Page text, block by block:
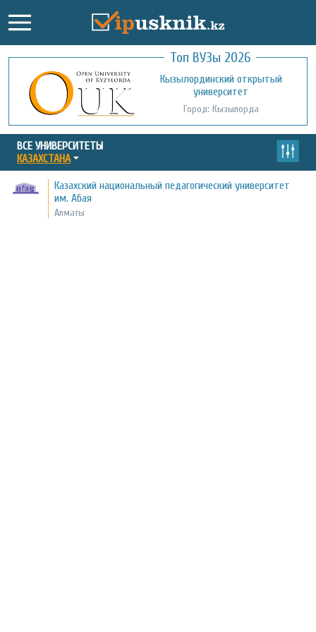
Топ ВУЗы 2026
Кызылординский открытый
университет
Город: Кызылорда
Международный казахско-турецкий
университет им. Х.А. Ясави
Город: Туркестан
ВСЕ УНИВЕРСИТЕТЫ
КАЗАХСТАНА
Казахский национальный педагогический университет
им. Абая
Алматы